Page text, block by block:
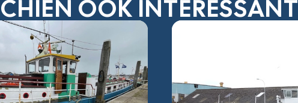
OOK INTERESSANT